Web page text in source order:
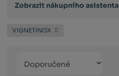
Zobrazit nákupního asistenta
VIGNETINOX
produktů